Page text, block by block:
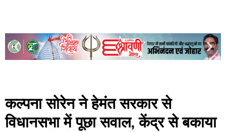
कल्पना सोरेन ने हेमंत सरकार से
विधानसभा में पूछा सवाल, केंद्र से बकाया